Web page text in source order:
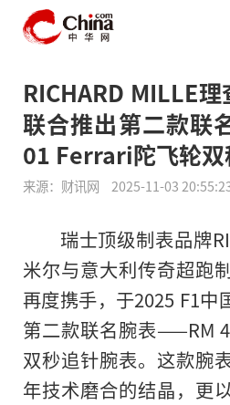
RICHARD MILLE
联合推出第二款联
01 Ferrari陀飞轮双
来源：财讯网 2025-11-03
瑞士顶级制表品牌
米尔与意大利传奇超跑
再度携手，于2025 F1中
第二款联名腕表——RM
双秒追针腕表。这款腕
年技术磨合的结晶，更